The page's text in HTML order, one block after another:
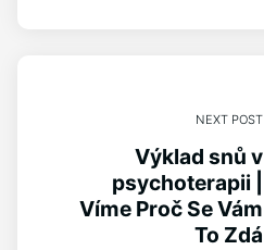
NEXT POST
Výklad snů v
psychoterapii |
Víme Proč Se Vám
To Zdá